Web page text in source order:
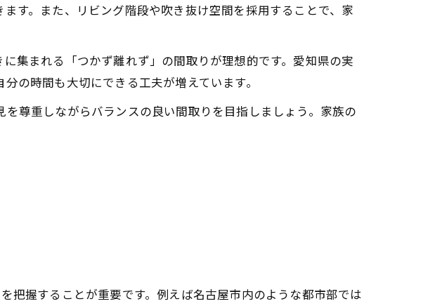
す。また、リビング階段や吹き抜け空間を採用することで、家
集まれる「つかず離れず」の間取りが理想的です。愛知県の実
の時間も大切にできる工夫が増えています。
尊重しながらバランスの良い間取りを目指しましょう。家族の
把握することが重要です。例えば名古屋市内のような都市部では